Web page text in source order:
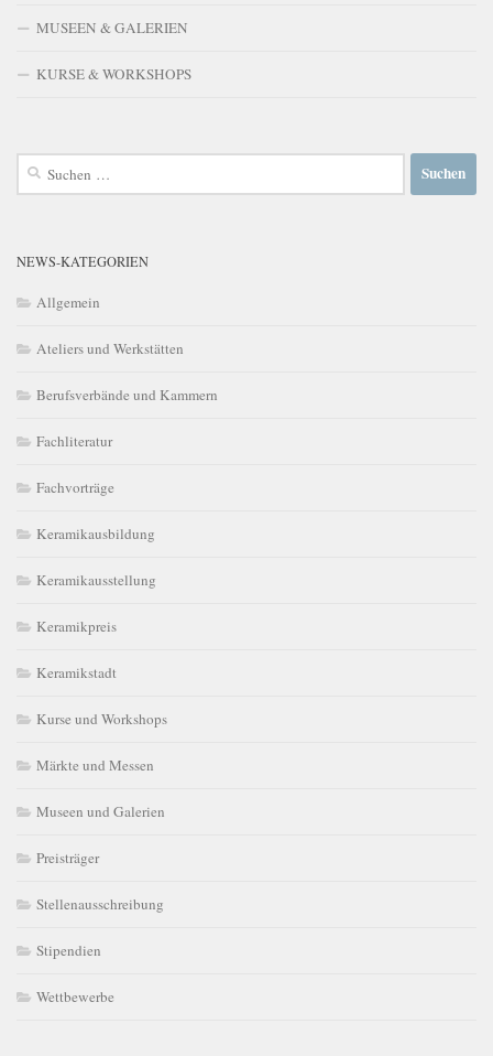
MUSEEN & GALERIEN
KURSE & WORKSHOPS
Suchen
NEWS-KATEGORIEN
Allgemein
Ateliers und Werkstätten
Berufsverbände und Kammern
Fachliteratur
Fachvorträge
Keramikausbildung
Keramikausstellung
Keramikpreis
Keramikstadt
Kurse und Workshops
Märkte und Messen
Museen und Galerien
Preisträger
Stellenausschreibung
Stipendien
Wettbewerbe